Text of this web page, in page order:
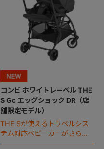
コンビ ホワイトレーベル THE
S Go エッグショック DR（店
舗限定モデル）
THE Sが使えるトラベルシス
テム対応ベビーカーがさらに
進化！